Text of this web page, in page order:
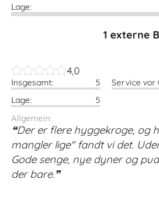
Lage:
1 externe
4,0
Insgesamt: 5 Service vor
Lage:
5
Allgemein:
Der er flere hyggekroge, og
mangler lige" fandt vi det.
Gode senge, nye dyner og
der bare.